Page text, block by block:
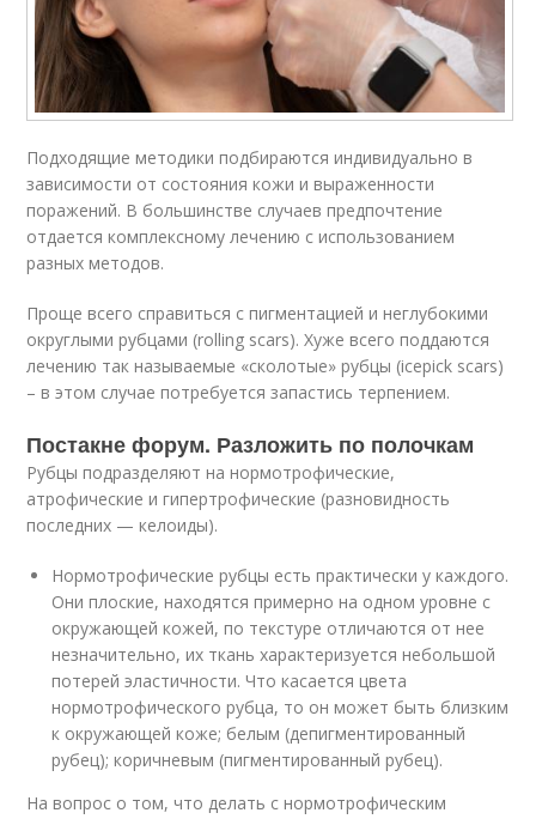
Подходящие методики подбираются индивидуально в
зависимости от состояния кожи и выраженности
поражений. В большинстве случаев предпочтение
отдается комплексному лечению с использованием
разных методов.
Проще всего справиться с пигментацией и неглубокими
округлыми рубцами (rolling scars). Хуже всего поддаются
лечению так называемые «сколотые» рубцы (icepick scars)
– в этом случае потребуется запастись терпением.
Постакне форум. Разложить по полочкам
Рубцы подразделяют на нормотрофические,
атрофические и гипертрофические (разновидность
последних — келоиды).
Нормотрофические рубцы есть практически у каждого.
Они плоские, находятся примерно на одном уровне с
окружающей кожей, по текстуре отличаются от нее
незначительно, их ткань характеризуется небольшой
потерей эластичности. Что касается цвета
нормотрофического рубца, то он может быть близким
к окружающей коже; белым (депигментированный
рубец); коричневым (пигментированный рубец).
На вопрос о том, что делать с нормотрофическим